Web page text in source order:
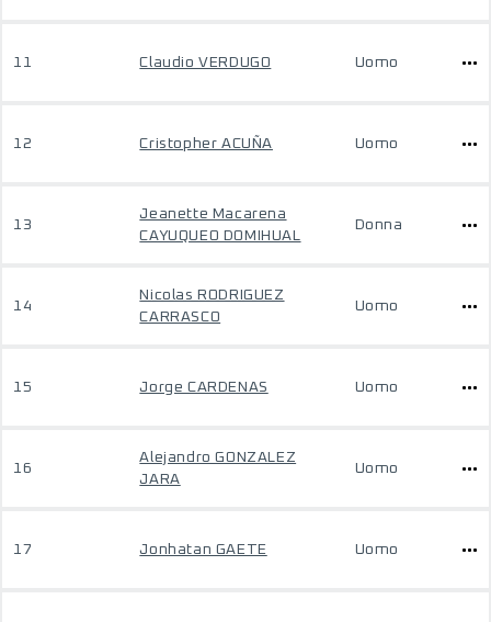
11 Claudio VERDUGO Uomo
12 Cristopher ACUÑA Uomo
13
Jeanette Macarena
CAYUQUEO DOMIHUAL
Donna
14
Nicolas RODRIGUEZ
CARRASCO
Uomo
15 Jorge CARDENAS Uomo
16
Alejandro GONZALEZ
JARA
Uomo
17 Jonhatan GAETE Uomo